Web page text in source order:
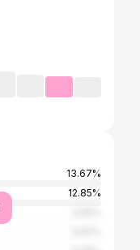
13.67%
12.85%